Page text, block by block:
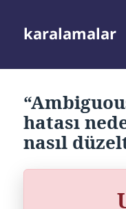
karalamalar
hatası
nasıl